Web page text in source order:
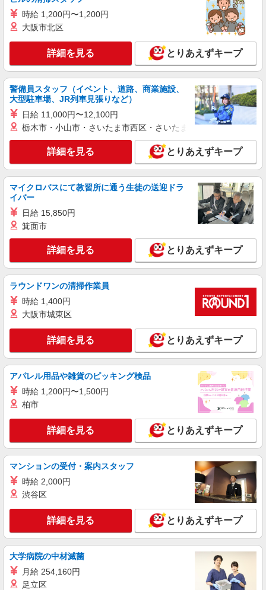
キープ 詳細を見る
株式会社シエロ
自動車部品製造スタッフ
時給1400円〜 ※残業代支給 ★交通費別途支給
（規定あり） ゜+゜・。○。・゜+゜・。○。・゜
+゜ 入社祝い金10万円支給(規定有) お友達を紹介
頂くと, インセンティブ支給(規定有) ★月2回払
い・週払い可能（規程有）★ ゜・。○。・゜
+゜・。○。・゜+゜
山口県下関市
キープ 詳細を見る
パーソルファクトリーパートナーズ株式会社
機械を使って溝の加工作業（日勤）
時給1500円 ※交通費全額支給（規定あり）
【月収例】27.7万円（20日勤務＋残業20h）
キープ 詳細を見る
派遣社員
パーソルファクトリーパートナーズ株式会社
インスタント商品の検品や梱包（夜勤）
基本時給1300円・深夜時給1625円 ※交通費
全額支給（規定あり） 【月収例】25.4万円（21日
勤務＋残業10h＋深夜66.57h）
山口県下関市
詳細を見る
派遣社員
パーソルファクトリーパートナーズ株式会社
冷凍食品の製造に携わる作業（夜勤）
基本時給1300円・深夜時給1625円 ※交通費全
額支給（規定あり） 【月収例】24.3万円（20日勤
務＋深夜78.75h ※残業なしの場合）
山口県下関市彦島西山町
キープ 詳細を見る
パーソルファクトリーパートナーズ株式会社
原料工程・加工・包装（日勤）
時給1200円 ※交通費全額支給（規定あり）
【月収例】20.1万円（21日勤務 ※残業なしの場
合）
時給 1,200円〜1,200円
大阪市北区
詳細を見る とりあえずキープ
警備員スタッフ（イベント、道路、商業施設、
大型駐車場、JR列車見張りなど）
日給 11,000円〜12,100円
栃木市・小山市・さいたま市西区・さいたま市岩槻区・久喜市・
詳細を見る とりあえずキープ
マイクロバスにて教習所に通う生徒の送迎ドラ
イバー
日給 15,850円
箕面市
詳細を見る とりあえずキープ
ラウンドワンの清掃作業員
時給 1,400円
大阪市城東区
詳細を見る とりあえずキープ
アパレル用品や雑貨のピッキング検品
時給 1,200円〜1,500円
柏市
詳細を見る とりあえずキープ
マンションの受付・案内スタッフ
時給 2,000円
渋谷区
詳細を見る とりあえずキープ
大学病院の中材滅菌
月給 254,160円
足立区